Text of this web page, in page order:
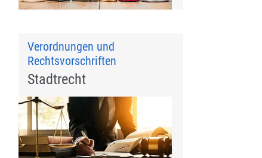
Verordnungen und
Rechtsvorschriften
Stadtrecht